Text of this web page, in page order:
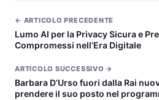
← ARTICOLO PRECEDENTE
Lumo AI per la Privacy Sicura e
Compromessi nell’Era Digitale
ARTICOLO SUCCESSIVO →
Barbara D’Urso fuori dalla Rai
prendere il suo posto nel